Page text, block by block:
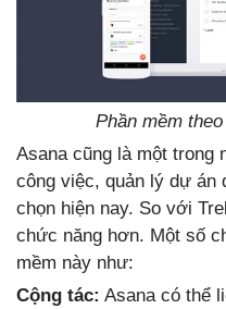
Phần mềm
Asana cũng là một trong
công việc, quản lý dự án
chọn hiện nay. So với
chức năng hơn. Một số
mềm này như:
Cộng tác: Asana có thể